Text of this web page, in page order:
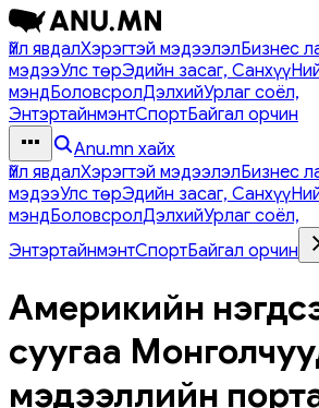
Үйл явдалХэрэгтэй мэдээлэлБизнес
мэдээУлс төрЭдийн засаг, Санхүү
мэндБоловсролДэлхийУрлаг соёл,
ЭнтэртайнмэнтСпортБайгал орчин
Anu.mn хайх
Үйл явдалХэрэгтэй мэдээлэлБизнес
мэдээУлс төрЭдийн засаг, Санхүү
мэндБоловсролДэлхийУрлаг соёл,
ЭнтэртайнмэнтСпортБайгал орчин
Америкийн
суугаа
мэдээллийн